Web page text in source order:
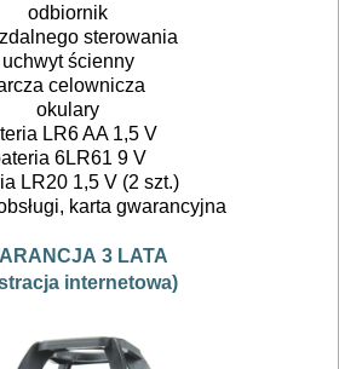
odbiornik
sterowania
uchwyt ścienny
celownicza
okulary
LR6 AA 1,5 V
6LR61 9 V
LR20 1,5 V (2 szt.)
karta gwarancyjna
3 LATA
internetowa)